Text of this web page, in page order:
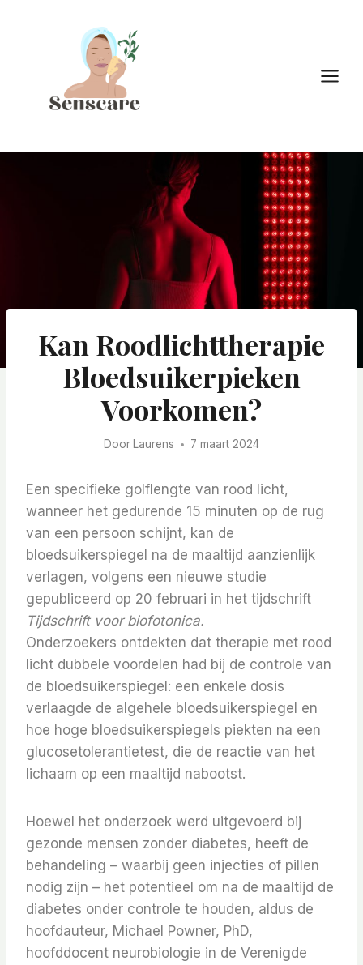
Kan Roodlichttherapie
Bloedsuikerpieken
Voorkomen?
Door Laurens 7 maart 2024
Een specifieke golflengte van rood licht,
wanneer het gedurende 15 minuten op de rug
van een persoon schijnt, kan de
bloedsuikerspiegel na de maaltijd aanzienlijk
verlagen, volgens een nieuwe studie
gepubliceerd op 20 februari in het tijdschrift
Tijdschrift voor biofotonica.
Onderzoekers ontdekten dat therapie met rood
licht dubbele voordelen had bij de controle van
de bloedsuikerspiegel: een enkele dosis
verlaagde de algehele bloedsuikerspiegel en
hoe hoge bloedsuikerspiegels piekten na een
glucosetolerantietest, die de reactie van het
lichaam op een maaltijd nabootst.
Hoewel het onderzoek werd uitgevoerd bij
gezonde mensen zonder diabetes, heeft de
behandeling – waarbij geen injecties of pillen
nodig zijn – het potentieel om na de maaltijd de
diabetes onder controle te houden, aldus de
hoofdauteur, Michael Powner, PhD,
hoofddocent neurobiologie in de Verenigde